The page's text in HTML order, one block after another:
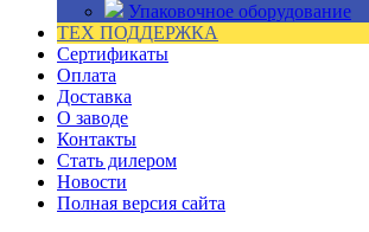
Упаковочное оборудование
ТЕХ ПОДДЕРЖКА
Сертификаты
Оплата
Доставка
О заводе
Контакты
Стать дилером
Новости
Полная версия сайта